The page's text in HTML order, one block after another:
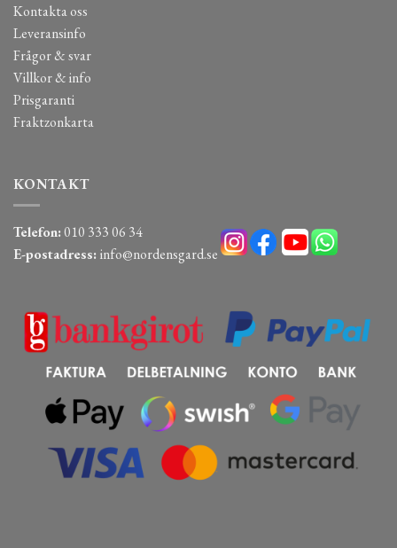
Kontakta oss
Leveransinfo
Frågor & svar
Villkor & info
Prisgaranti
Fraktzonkarta
KONTAKT
Telefon:010 333 06 34
E-postadress: info@nordensgard.se